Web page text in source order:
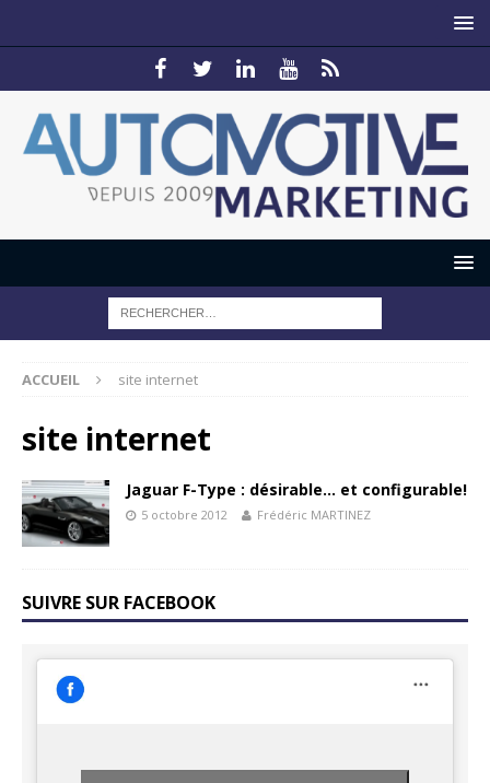
ACCUEIL site internet
site internet
Jaguar F-Type : désirable… et configurable!
5 octobre 2012 Frédéric MARTINEZ
SUIVRE SUR FACEBOOK